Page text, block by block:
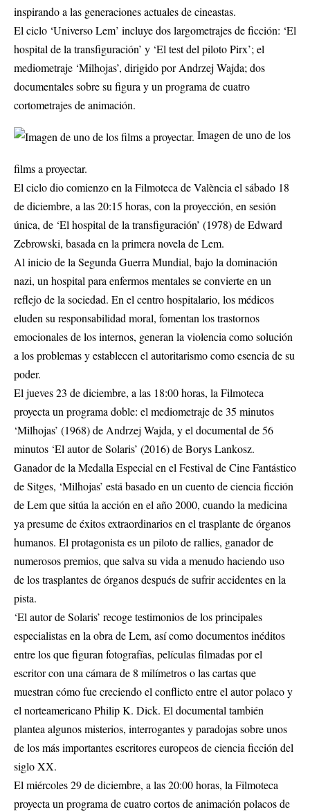
inspirando a las generaciones actuales de cineastas.
El ciclo ‘Universo Lem’ incluye dos largometrajes de ficción: ‘El
hospital de la transfiguración’ y ‘El test del piloto Pirx’; el
mediometraje ‘Milhojas’, dirigido por Andrzej Wajda; dos
documentales sobre su figura y un programa de cuatro
cortometrajes de animación.
Imagen de uno de los
films a proyectar.
El ciclo dio comienzo en la Filmoteca de València el sábado 18
de diciembre, a las 20:15 horas, con la proyección, en sesión
única, de ‘El hospital de la transfiguración’ (1978) de Edward
Zebrowski, basada en la primera novela de Lem.
Al inicio de la Segunda Guerra Mundial, bajo la dominación
nazi, un hospital para enfermos mentales se convierte en un
reflejo de la sociedad. En el centro hospitalario, los médicos
eluden su responsabilidad moral, fomentan los trastornos
emocionales de los internos, generan la violencia como solución
a los problemas y establecen el autoritarismo como esencia de su
poder.
El jueves 23 de diciembre, a las 18:00 horas, la Filmoteca
proyecta un programa doble: el mediometraje de 35 minutos
‘Milhojas’ (1968) de Andrzej Wajda, y el documental de 56
minutos ‘El autor de Solaris’ (2016) de Borys Lankosz.
Ganador de la Medalla Especial en el Festival de Cine Fantástico
de Sitges, ‘Milhojas’ está basado en un cuento de ciencia ficción
de Lem que sitúa la acción en el año 2000, cuando la medicina
ya presume de éxitos extraordinarios en el trasplante de órganos
humanos. El protagonista es un piloto de rallies, ganador de
numerosos premios, que salva su vida a menudo haciendo uso
de los trasplantes de órganos después de sufrir accidentes en la
pista.
‘El autor de Solaris’ recoge testimonios de los principales
especialistas en la obra de Lem, así como documentos inéditos
entre los que figuran fotografías, películas filmadas por el
escritor con una cámara de 8 milímetros o las cartas que
muestran cómo fue creciendo el conflicto entre el autor polaco y
el norteamericano Philip K. Dick. El documental también
plantea algunos misterios, interrogantes y paradojas sobre unos
de los más importantes escritores europeos de ciencia ficción del
siglo XX.
El miércoles 29 de diciembre, a las 20:00 horas, la Filmoteca
proyecta un programa de cuatro cortos de animación polacos de